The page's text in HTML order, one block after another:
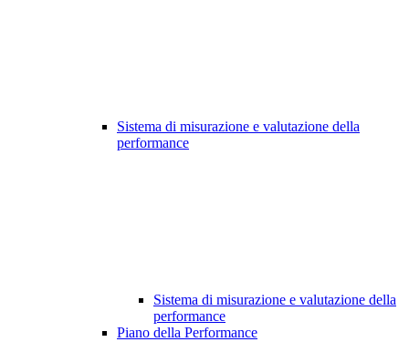
Sistema di misurazione e valutazione della
performance
Sistema di misurazione e valutazione della
performance
Piano della Performance